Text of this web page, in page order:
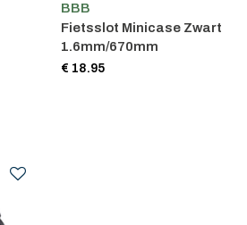
BBB
Fietsslot Minicase Zwart
1.6mm/670mm
€ 18.95